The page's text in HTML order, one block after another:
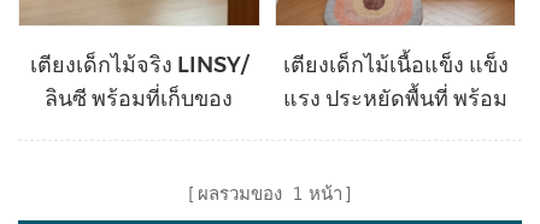
เตียงเด็กไม้จริง LINSY/
ลินซี พร้อมที่เก็บของ
KN4A
เตียงเด็กไม้เนื้อแข็ง แข็ง
แรง ประหยัดพื้นที่ พร้อม
ช่องเก็บของ VH1A-A
ผลรวมของ 1 หน้า